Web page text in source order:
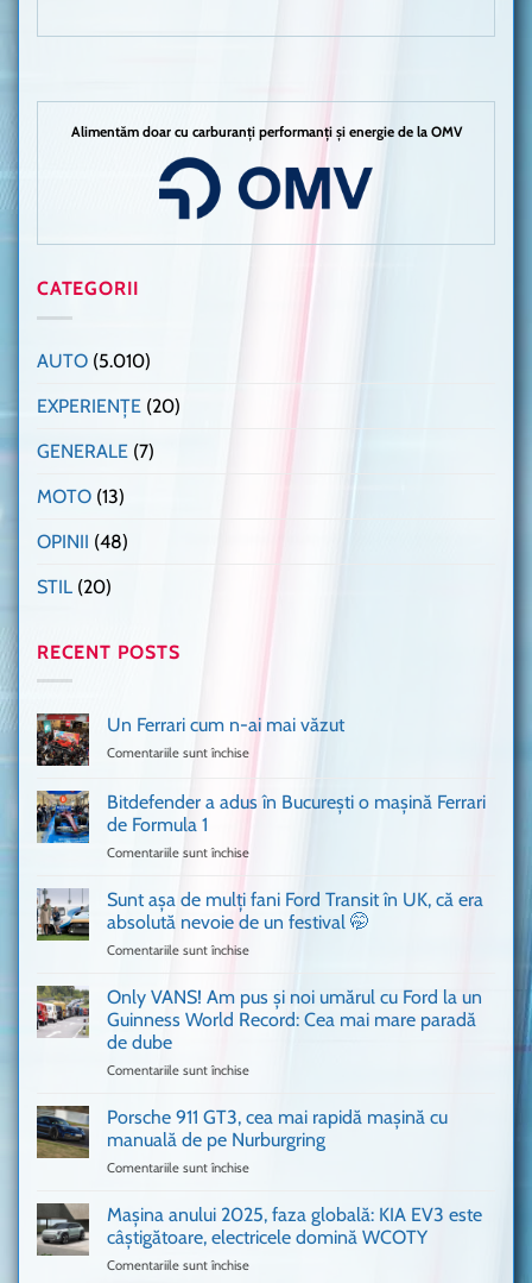
Alimentăm doar cu carburanți performanți și energie de la OMV
CATEGORII
AUTO (5.010)
EXPERIENȚE (20)
GENERALE (7)
MOTO (13)
OPINII (48)
STIL (20)
RECENT POSTS
Un Ferrari cum n-ai mai văzut
Comentariile sunt închise
Ferrari
cum
văzut
Bitdefender a adus în București o mașină Ferrari
de Formula 1
Comentariile sunt închise
a
în
mașină
Ferrari
Sunt așa de mulți fani Ford Transit în UK, că era
absolută nevoie de un festival 🤭
Comentariile sunt închise
așa
mulți
în
UK,
nevoie
de
Only VANS! Am pus și noi umărul cu Ford la un
Guinness World Record: Cea mai mare paradă
de dube
Comentariile sunt închise
VANS!
Am
pus
umărul
cu
Porsche 911 GT3, cea mai rapidă mașină cu
manuală de pe Nurburgring
Comentariile sunt închise
911
GT3,
cea
Mașina anului 2025, faza globală: KIA EV3 este
câștigătoare, electricele domină WCOTY
Comentariile sunt închise